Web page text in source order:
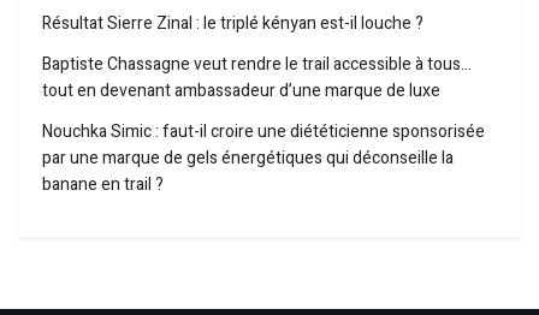
Résultat Sierre Zinal : le triplé kényan est-il louche ?
Baptiste Chassagne veut rendre le trail accessible à tous…
tout en devenant ambassadeur d’une marque de luxe
Nouchka Simic : faut-il croire une diététicienne sponsorisée
par une marque de gels énergétiques qui déconseille la
banane en trail ?